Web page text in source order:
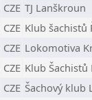
CZE TJ Lanškroun
CZE Klub šachistů
CZE Lokomotiva
CZE Klub Šachistů
CZE Šachový klub